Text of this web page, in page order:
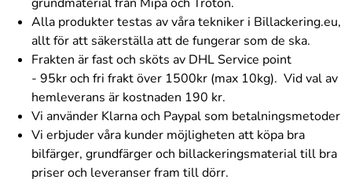
Alla produkter testas av våra tekniker i Billackering.eu,
allt för att säkerställa att de fungerar som de ska.
Frakten är fast och sköts av DHL Service point
- 95kr och fri frakt över 1500kr (max 10kg). Vid val av
hemleverans är kostnaden 190 kr.
Vi använder Klarna och Paypal som betalningsmetoder
Vi erbjuder våra kunder möjligheten att köpa bra
bilfärger, grundfärger och billackeringsmaterial till bra
priser och leveranser fram till dörr.